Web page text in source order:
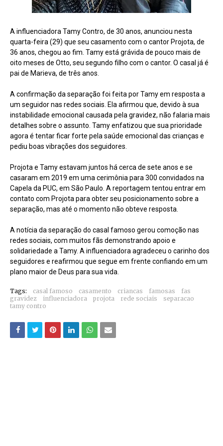
A influenciadora Tamy Contro, de 30 anos, anunciou nesta
quarta-feira (29) que seu casamento com o cantor Projota, de
36 anos, chegou ao fim. Tamy está grávida de pouco mais de
oito meses de Otto, seu segundo filho com o cantor. O casal já é
pai de Marieva, de três anos.
A confirmação da separação foi feita por Tamy em resposta a
um seguidor nas redes sociais. Ela afirmou que, devido à sua
instabilidade emocional causada pela gravidez, não falaria mais
detalhes sobre o assunto. Tamy enfatizou que sua prioridade
agora é tentar ficar forte pela saúde emocional das crianças e
pediu boas vibrações dos seguidores.
Projota e Tamy estavam juntos há cerca de sete anos e se
casaram em 2019 em uma cerimônia para 300 convidados na
Capela da PUC, em São Paulo. A reportagem tentou entrar em
contato com Projota para obter seu posicionamento sobre a
separação, mas até o momento não obteve resposta.
A notícia da separação do casal famoso gerou comoção nas
redes sociais, com muitos fãs demonstrando apoio e
solidariedade a Tamy. A influenciadora agradeceu o carinho dos
seguidores e reafirmou que segue em frente confiando em um
plano maior de Deus para sua vida.
Tags: casal famoso casamento criancas famosas
fas
gravidez
influenciadora projota rede sociais
separacao
tamy contro